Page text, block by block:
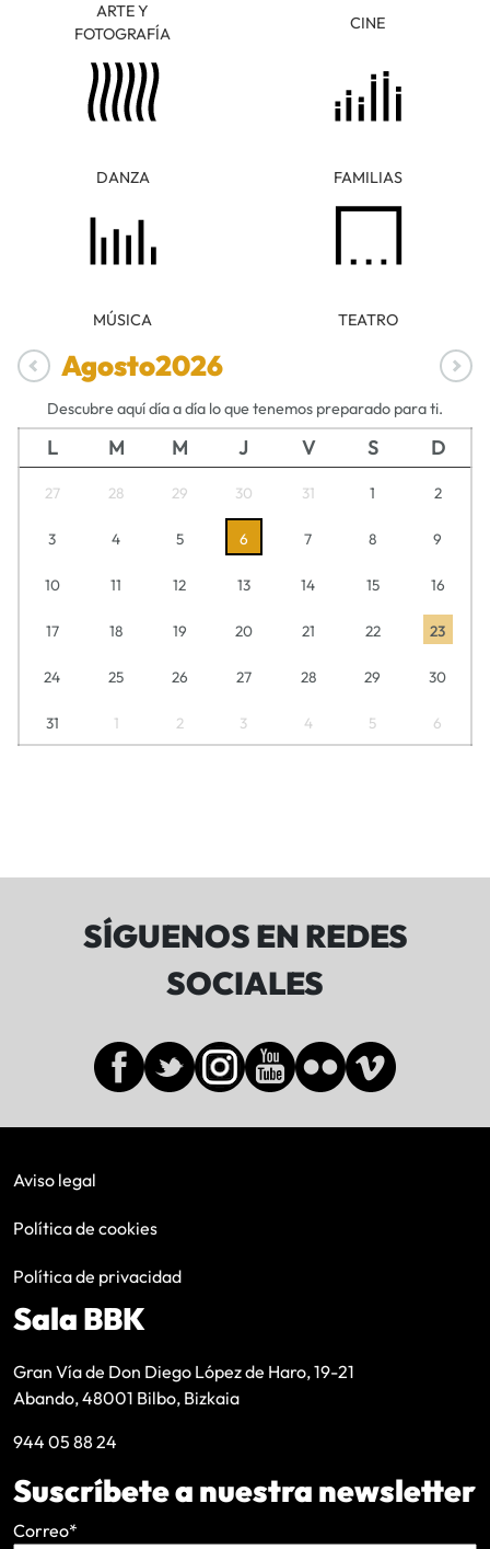
ARTE Y
FOTOGRAFÍA
CINE
DANZA FAMILIAS
MÚSICA TEATRO
Agosto2026
Descubre aquí día a día lo que tenemos preparado para ti.
L M M J V S D
27 28 29 30 31 1 2
3 4 5 6 7 8 9
10 11 12 13 14 15 16
17 18 19 20 21 22 23
24 25 26 27 28 29 30
31 1 2 3 4 5 6
SÍGUENOS EN REDES
SOCIALES
Aviso legal
Política de cookies
Política de privacidad
Sala BBK
Gran Vía de Don Diego López de Haro, 19-21
Abando, 48001 Bilbo, Bizkaia
944 05 88 24
Suscríbete a nuestra newsletter
Correo*